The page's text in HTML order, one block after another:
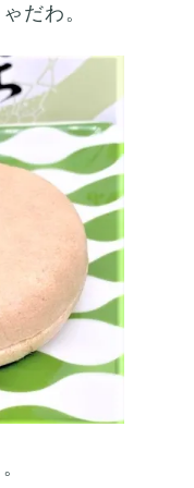
だわ。